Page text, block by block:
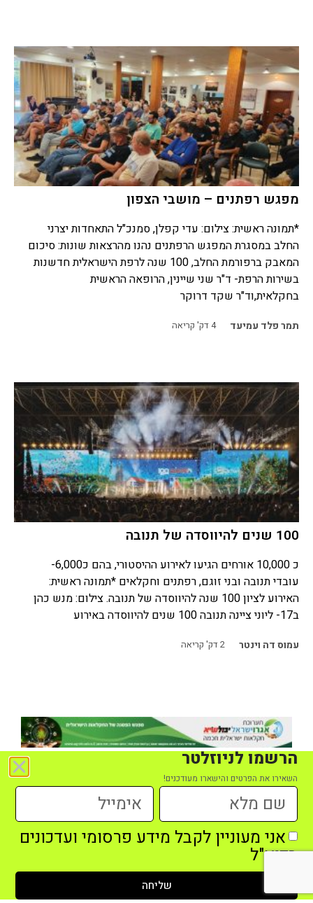
מפגש רפתנים – מושבי הצפון
*תמונה ראשית: צילום: עדי קפלן, סמנכ"ל התאחדות יצרני
החלב במסגרת המפגש הרפתנים נהנו מהרצאות שונות: סיכום
המאבק ברפורמת החלב, 100 שנה לרפת הישראלית חדשנות
בשירות הרפת- ד"ר שני שיינין, הרופאה הראשית
בחקלאית,וד"ר שקד דרוקר
תמר פלד עמיעד 4דק' קריאה
100 שנים להיווסדה של תנובה
כ 10,000 אורחים הגיעו לאירוע ההיסטורי, בהם כ6,000-
עובדי תנובה ובני זוגם, רפתנים וחקלאים *תמונה ראשית:
האירוע לציון 100 שנה להיווסדה של תנובה. צילום: מנש כהן
ב17- ליוני ציינה תנובה 100 שנים להיווסדה באירוע
עמוס דה וינטר 2דק' קריאה
כתבות נוספות
הרשמו לניוזלטר
השאירו את הפרטים והישארו מעודכנים!
אני מעוניין לקבל מידע פרסומי ועדכונים
בדוא"ל
שליחה